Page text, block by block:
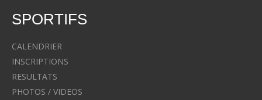
SPORTIFS
CALENDRIER
INSCRIPTIONS
RESULTATS
PHOTOS / VIDEOS